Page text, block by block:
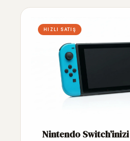
HIZLI SATIŞ
Nintendo Switch’inizi